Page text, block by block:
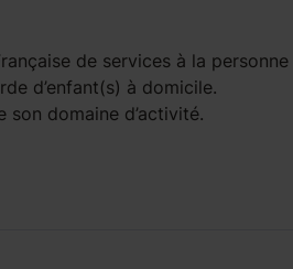
de services à la personne
d’enfant(s) à domicile.
domaine d’activité.